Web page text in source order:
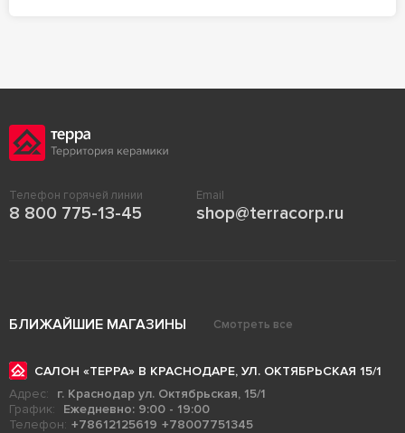
Телефон горячей линии
8 800 775-13-45
Email
shop@terracorp.ru
БЛИЖАЙШИЕ МАГАЗИНЫ Смотреть все
САЛОН «ТЕРРА» В КРАСНОДАРЕ, УЛ. ОКТЯБРЬСКАЯ 15/1
Адрес:
г. Краснодар ул. Октябрьская, 15/1
График:
Ежедневно: 9:00 - 19:00
Телефон: +78612125619 +78007751345